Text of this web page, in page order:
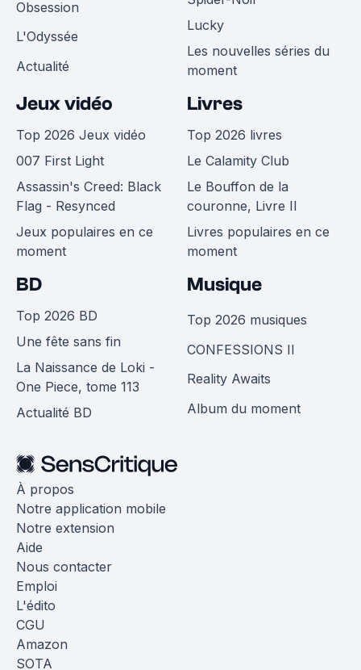
Obsession
L'Odyssée
Actualité
Lucky
Les nouvelles séries du
moment
Jeux vidéo
Top 2026 Jeux vidéo
007 First Light
Assassin's Creed: Black
Flag - Resynced
Jeux populaires en ce
moment
Livres
Top 2026 livres
Le Calamity Club
Le Bouffon de la
couronne, Livre II
Livres populaires en ce
moment
BD
Top 2026 BD
Une fête sans fin
La Naissance de Loki -
One Piece, tome 113
Actualité BD
Musique
Top 2026 musiques
CONFESSIONS II
Reality Awaits
Album du moment
À propos
Notre application mobile
Notre extension
Aide
Nous contacter
Emploi
L'édito
CGU
Amazon
SOTA